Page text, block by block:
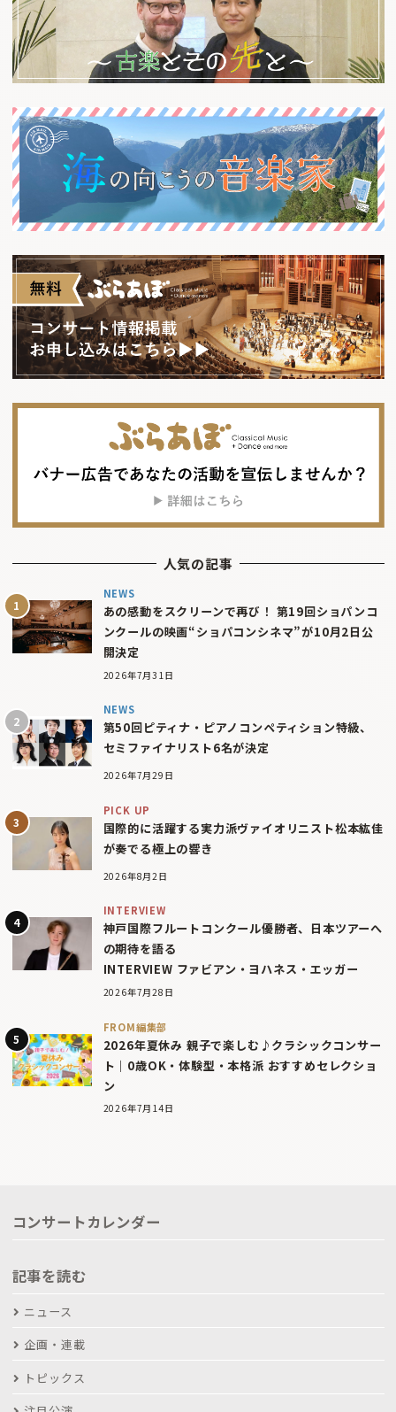
人気の記事
NEWS
あの感動をスクリーンで再び！ 第19回ショパンコ
ンクールの映画“ショパコンシネマ”が10月2日公
開決定
2026年7月31日
NEWS
第50回ピティナ・ピアノコンペティション特級、
セミファイナリスト6名が決定
2026年7月29日
PICK UP
国際的に活躍する実力派ヴァイオリニスト松本紘佳
が奏でる極上の響き
2026年8月2日
INTERVIEW
神戸国際フルートコンクール優勝者、日本ツアーへ
の期待を語る
INTERVIEW ファビアン・ヨハネス・エッガー
2026年7月28日
FROM編集部
2026年夏休み 親子で楽しむ♪クラシックコンサー
ト｜0歳OK・体験型・本格派 おすすめセレクショ
ン
2026年7月14日
コンサートカレンダー
記事を読む
ニュース
企画・連載
トピックス